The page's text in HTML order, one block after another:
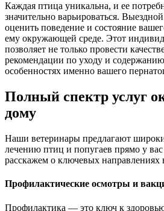
Каждая птица уникальна, и ее
значительно варьироваться.
оценить поведение и состояние
ему окружающей среде. Этот
позволяет не только провести
рекомендации по уходу и
особенностях именно вашего
Полный спектр услуг
дому
Наши ветеринары предлагают
лечению птиц и попугаев прямо у
расскажем о ключевых направлениях
Профилактические осмотры и
Профилактика — это ключ к